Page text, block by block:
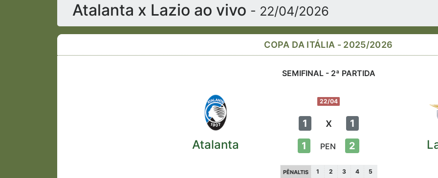
Atalanta x Lazio ao vivo - 22/04/2026
COPA DA ITÁLIA - 2025/2026
SEMIFINAL - 2ª PARTIDA
22/04
1 x 1
Atalanta 1 PEN 2
PÊNALTIS 1 2 3 4 5